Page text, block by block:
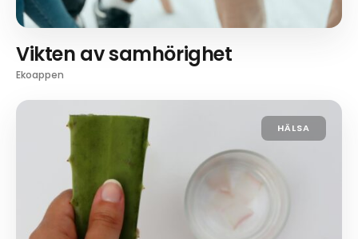
Vikten av samhörighet
Ekoappen
HÄLSA